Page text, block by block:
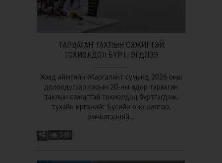
ТАРВАГАН ТАХЛЫН СЭЖИГТЭЙ
ТОХИОЛДОЛ БҮРТГЭГДЛЭЭ
Ховд аймгийн Жаргалант суманд 2026 оны
долоодугаар сарын 20-ны өдөр тарваган
тахлын сэжигтэй тохиолдол бүртгэгдэж,
тухайн иргэнийг Бүсийн оношилгоо,
эмчилгээний…
348